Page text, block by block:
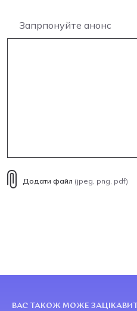
Запрпонуйте анонс
Додати файл (jpeg, png, pdf)
ВАС ТАКОЖ МОЖЕ